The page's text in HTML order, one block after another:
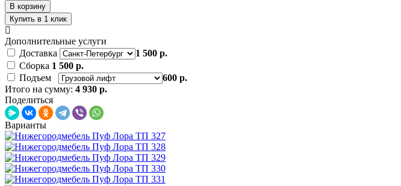
В корзину
Купить в 1 клик
Дополнительные услуги
Доставка
1 500 р.
Сборка 1 500 р.
Подъем
600 р.
Итого на сумму: 4 930 р.
Поделиться
Варианты